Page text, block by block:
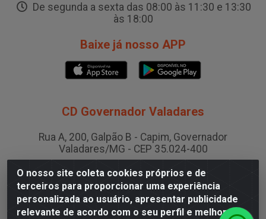
O nosso site coleta cookies próprios e de
terceiros para proporcionar uma experiência
personalizada ao usuário, apresentar publicidade
relevante de acordo com o seu perfil e melhorar a
De segunda a sexta das 08:00 às 11:30 e 13:30
às 18:00
Baixe já nosso APP
CD Governador Valadares
Rua A, 200, Galpão B - Capim, Governador
Valadares/MG - CEP 35.024-400
CNPJ 19.199.702/0003-36
CD Juiz de Fora